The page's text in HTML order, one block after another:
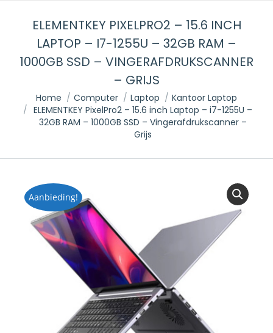
ELEMENTKEY PIXELPRO2 – 15.6 INCH
LAPTOP – I7-1255U – 32GB RAM –
1000GB SSD – VINGERAFDRUKSCANNER
– GRIJS
Je bent hier:
Home Computer Laptop
Kantoor Laptop
ELEMENTKEY PixelPro2 – 15.6 inch Laptop – i7-1255U –
32GB RAM – 1000GB SSD – Vingerafdrukscanner –
Grijs
Aanbieding!